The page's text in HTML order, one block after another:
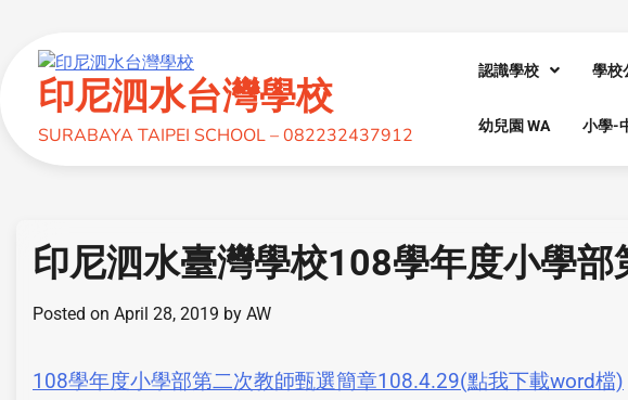
印尼泗水台灣學校
SURABAYA TAIPEI SCHOOL – 082232437912
認識學校 學校
幼兒園 WA 小學-
印尼泗水臺灣學校108學年度小學
Posted on April 28, 2019 by AW
108學年度小學部第二次教師甄選簡章108.4.29(點我下載word檔)